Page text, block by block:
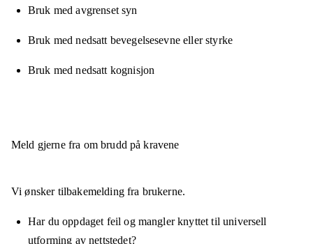
Bruk med avgrenset syn
Bruk med nedsatt bevegelsesevne eller styrke
Bruk med nedsatt kognisjon
Meld gjerne fra om brudd på kravene
Vi ønsker tilbakemelding fra brukerne.
Har du oppdaget feil og mangler knyttet til universell
utforming av nettstedet?